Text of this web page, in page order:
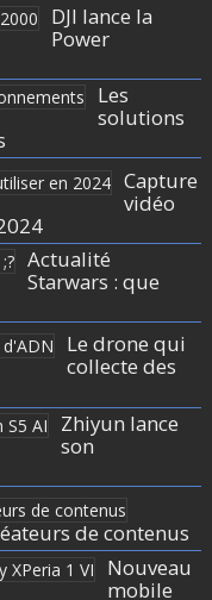
DJI lance la
Power
Les
solutions
Capture
vidéo
Actualité
Starwars : que
Le drone qui
collecte des
Zhiyun lance
son
de contenus
Nouveau
mobile